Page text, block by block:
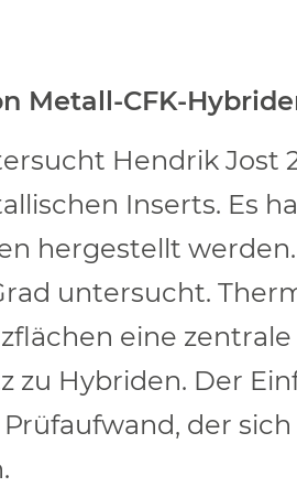
Metall-CFK-
Hendrik Jost
Inserts. Es
hergestellt
untersucht.
eine
zu Hybriden. Der
der